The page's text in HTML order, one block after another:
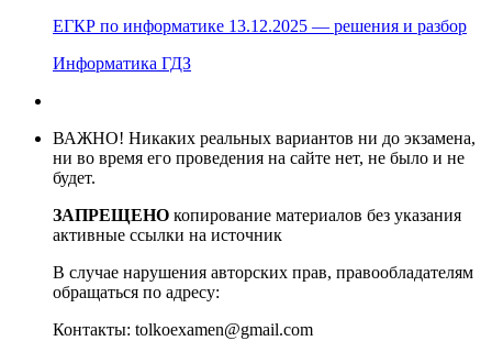
ЕГКР по информатике 13.12.2025 — решения и разбор
Информатика ГДЗ
ВАЖНО! Никаких реальных вариантов ни до экзамена,
ни во время его проведения на сайте нет, не было и не
будет.
ЗАПРЕЩЕНО копирование материалов без указания
активные ссылки на источник
В случае нарушения авторских прав, правообладателям
обращаться по адресу:
Контакты: tolkoexamen@gmail.com